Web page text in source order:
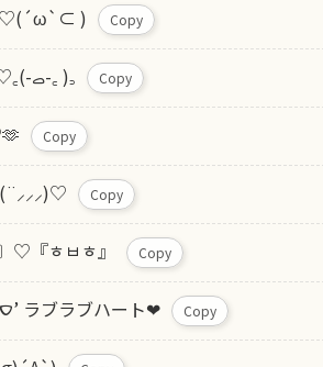
) Copy
‎꜀( ꜆-ࡇ-)꜆♡‎꜀(-ࡇ-꜀ )꜆ Copy
Copy
Copy
♡『ㅎㅂㅎ』 Copy
ᵔᢦᵔ 🫶🏻️︎’‎ࠏ’ ラブラブハート❤︎ Copy